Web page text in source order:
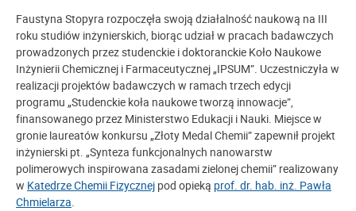
Faustyna Stopyra rozpoczęła swoją działalność naukową na III
roku studiów inżynierskich, biorąc udział w pracach badawczych
prowadzonych przez studenckie i doktoranckie Koło Naukowe
Inżynierii Chemicznej i Farmaceutycznej „IPSUM”. Uczestniczyła w
realizacji projektów badawczych w ramach trzech edycji
programu „Studenckie koła naukowe tworzą innowacje”,
finansowanego przez Ministerstwo Edukacji i Nauki. Miejsce w
gronie laureatów konkursu „Złoty Medal Chemii” zapewnił projekt
inżynierski pt. „Synteza funkcjonalnych nanowarstw
polimerowych inspirowana zasadami zielonej chemii” realizowany
w Katedrze Chemii Fizycznej pod opieką prof. dr. hab. inż. Pawła
Chmielarza.